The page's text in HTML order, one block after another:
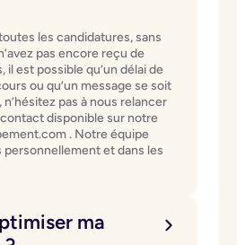
les candidatures, sans
pas encore reçu de
il est possible qu’un délai de
ou qu’un message se soit
pas à nous relancer
disponible sur notre
. Notre équipe
personnellement et dans les
ma